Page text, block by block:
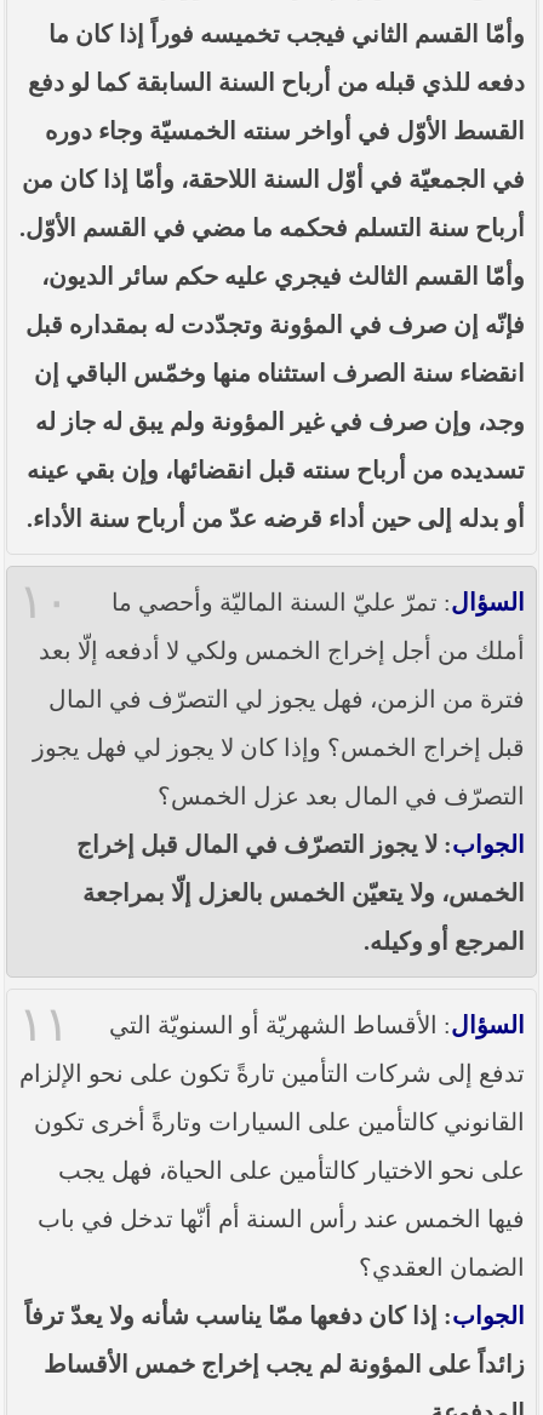
وأمّا القسم الثاني فيجب تخميسه فوراً إذا كان ما
دفعه للذي قبله من أرباح السنة السابقة كما لو دفع
القسط الأوّل في أواخر سنته الخمسيّة وجاء دوره
في الجمعيّة في أوّل السنة اللاحقة، وأمّا إذا كان من
أرباح سنة التسلم فحكمه ما مضي في القسم الأوّل.
وأمّا القسم الثالث فيجري عليه حكم سائر الديون،
فإنّه إن صرف في المؤونة وتجدّدت له بمقداره قبل
انقضاء سنة الصرف استثناه منها وخمّس الباقي إن
وجد، وإن صرف في غير المؤونة ولم يبق له جاز له
تسديده من أرباح سنته قبل انقضائها، وإن بقي عينه
أو بدله إلى حين أداء قرضه عدّ من أرباح سنة الأداء.
١٠ السؤال: تمرّ عليّ السنة الماليّة وأحصي ما
أملك من أجل إخراج الخمس ولكي لا أدفعه إلّا بعد
فترة من الزمن، فهل يجوز لي التصرّف في المال
قبل إخراج الخمس؟ وإذا كان لا يجوز لي فهل يجوز
التصرّف في المال بعد عزل الخمس؟
الجواب: لا يجوز التصرّف في المال قبل إخراج
الخمس، ولا يتعيّن الخمس بالعزل إلّا بمراجعة
المرجع أو وكيله.
١١ السؤال: الأقساط الشهريّة أو السنويّة التي
تدفع إلى شركات التأمين تارةً تكون على نحو الإلزام
القانوني كالتأمين على السيارات وتارةً أخرى تكون
على نحو الاختيار كالتأمين على الحياة، فهل يجب
فيها الخمس عند رأس السنة أم أنّها تدخل في باب
الضمان العقدي؟
الجواب: إذا كان دفعها ممّا يناسب شأنه ولا يعدّ ترفاً
زائداً على المؤونة لم يجب إخراج خمس الأقساط